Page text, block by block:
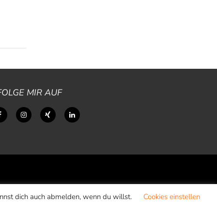
MIR AUF
dich auch abmelden, wenn du willst. Cookies einstellen